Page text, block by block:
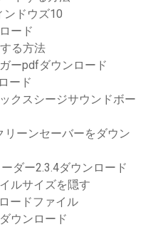
ンドウズ10
ード
る方法
ーpdfダウンロード
ード
クスシージサウンドボー
リーンセーバーをダウン
ダー2.3.4ダウンロード
ルサイズを隠す
ードファイル
ウンロード